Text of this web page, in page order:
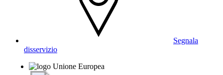
Segnala
disservizio